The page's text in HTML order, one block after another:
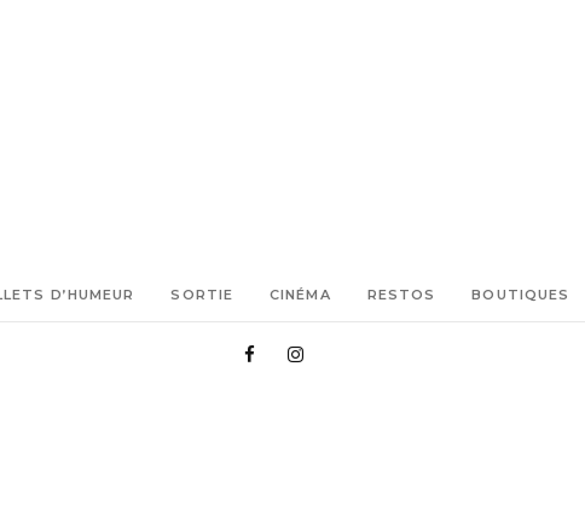
D’HUMEUR SORTIE CINÉMA RESTOS BOUTIQUES